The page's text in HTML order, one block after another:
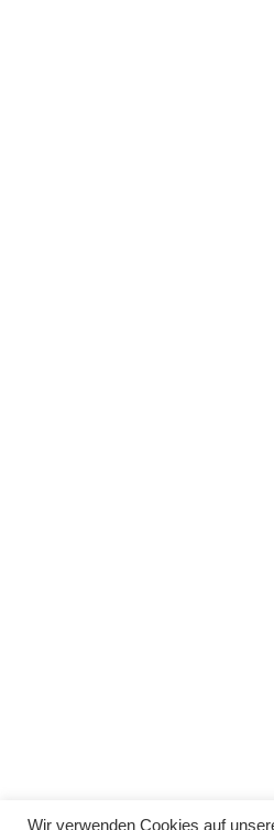
Wir verwenden Cookies auf